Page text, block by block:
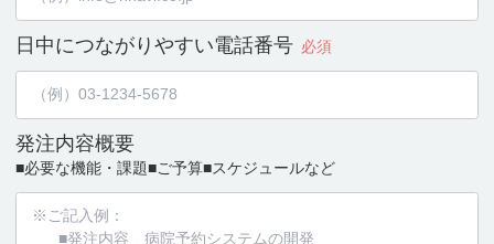
日中につながりやすい電話番号 必須
発注内容概要
■必要な機能・課題■ご予算■スケジュールなど